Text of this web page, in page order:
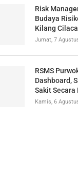
Risk
Budaya
Kilang
Jumat, 7
RSMS
Dashboard,
Sakit Secara
Kamis, 6